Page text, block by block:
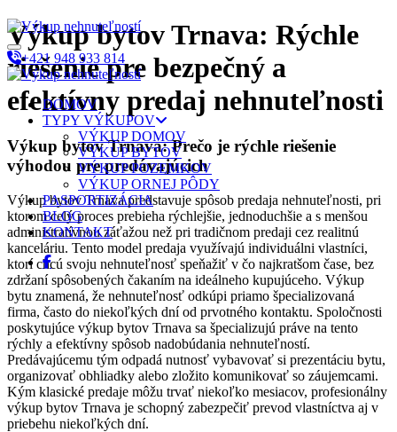
+421 948 933 814
DOMOV
TYPY VÝKUPOV
VÝKUP DOMOV
VÝKUP BYTOV
VÝKUP POZEMKOV
VÝKUP ORNEJ PÔDY
PASPORTIZÁCIA
BLOG
KONTAKT
Výkup bytov Trnava: Rýchle
riešenie pre bezpečný a
efektívny predaj nehnuteľnosti
Výkup bytov Trnava: Prečo je rýchle riešenie
výhodou pre predávajúcich
Výkup bytov Trnava predstavuje spôsob predaja nehnuteľnosti, pri
ktorom celý proces prebieha rýchlejšie, jednoduchšie a s menšou
administratívnou záťažou než pri tradičnom predaji cez realitnú
kanceláriu. Tento model predaja využívajú individuálni vlastníci,
ktorí chcú svoju nehnuteľnosť speňažiť v čo najkratšom čase, bez
zdržaní spôsobených čakaním na ideálneho kupujúceho. Výkup
bytu znamená, že nehnuteľnosť odkúpi priamo špecializovaná
firma, často do niekoľkých dní od prvotného kontaktu. Spoločnosti
poskytujúce výkup bytov Trnava sa špecializujú práve na tento
rýchly a efektívny spôsob nadobúdania nehnuteľností.
Predávajúcemu tým odpadá nutnosť vybavovať si prezentáciu bytu,
organizovať obhliadky alebo zložito komunikovať so záujemcami.
Kým klasické predaje môžu trvať niekoľko mesiacov, profesionálny
výkup bytov Trnava je schopný zabezpečiť prevod vlastníctva aj v
priebehu niekoľkých dní.